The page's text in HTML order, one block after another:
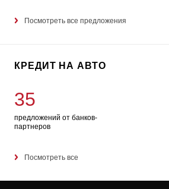
Посмотреть все предложения
КРЕДИТ НА АВТО
35
предложений от банков-
партнеров
Посмотреть все